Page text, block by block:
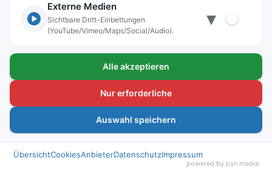
Tel: +49 (0) 8654 3099-320
Fax: +49 (0)8654 3099-350
Externe Medien
Sichtbare Dritt-Einbettungen
(YouTube/Vimeo/Maps/Social/Audio).
▾
Alle akzeptieren
Nur erforderliche
Auswahl speichern
ÜbersichtCookiesAnbieterDatenschutzImpressum
powered by psn media